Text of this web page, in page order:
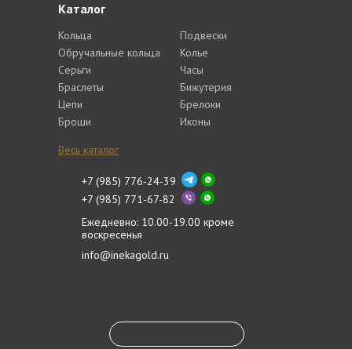
Каталог
Кольца
Обручальные кольца
Серьги
Браслеты
Цепи
Броши
Подвески
Колье
Часы
Бижутерия
Брелоки
Иконы
Весь каталог
+7 (985) 776-24-39
+7 (985) 771-67-82
Ежедневно: 10.00-19.00 кроме
воскресенья
info@inekagold.ru